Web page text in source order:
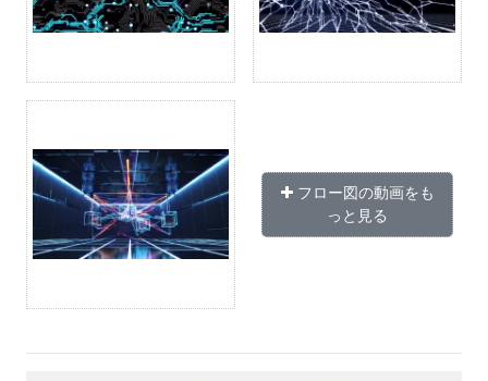
フロー図の動画をも
っと見る